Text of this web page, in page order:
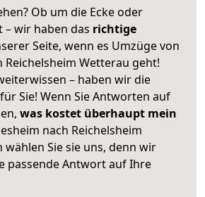
Ob um die Ecke oder
wir haben das richtige
Seite, wenn es Umzüge von
Reichelsheim Wetterau geht!
– haben wir die
Sie! Wenn Sie Antworten auf
was kostet überhaupt mein
nach Reichelsheim
wählen Sie sie uns, denn wir
passende Antwort auf Ihre